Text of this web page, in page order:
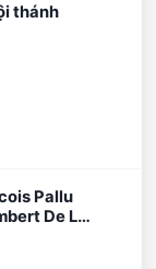
thánh
Pallu
De La